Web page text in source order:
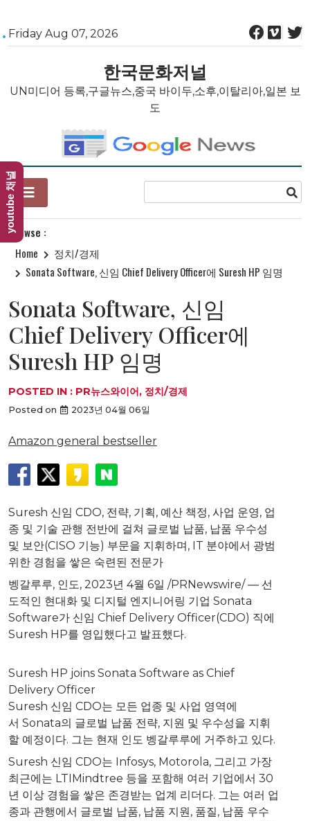
Skip
to
Friday Aug 07, 2026
한국문화저널
UN미디어 등록,구글뉴스,중국 바이두,소후,이탈리아,일본 보
도
Browse :
Home
정치/경제
Sonata Software, 신임 Chief Delivery Officer에 Suresh HP 임명
Sonata Software, 신임
Chief Delivery Officer에
Suresh HP 임명
POSTED IN : PR뉴스와이어, 정치/경제
Posted on 2023년 04월 06일
Amazon general bestseller
Suresh 신임 CDO, 전략, 기획, 예산 책정, 사업 운영, 업
종 및 기술 관행 전반에 걸쳐 글로벌 납품, 납품 우수성
및 보안(CISO 기능) 부문을 지휘하며, IT 분야에서 광범
위한 경험을 쌓은 숙련된 전문가
벵갈루루, 인도, 2023년 4월 6일 /PRNewswire/ — 선
도적인 현대화 및 디지털 엔지니어링 기업 Sonata
Software가 신임 Chief Delivery Officer(CDO) 직에
Suresh HP를 영입했다고 발표했다.
Suresh HP joins Sonata Software as Chief
Delivery Officer
Suresh 신임 CDO는 모든 업종 및 사업 영역에
서 Sonata의 글로벌 납품 전략, 지원 및 우수성을 지휘
할 예정이다. 그는 현재 인도 벵갈루루에 거주하고 있다.
Suresh 신임 CDO는 Infosys, Motorola, 그리고 가장
최근에는 LTIMindtree 등을 포함해 여러 기업에서 30
년 이상 경험을 쌓은 존경받는 업계 리더다. 그는 여러 업
종과 관행에서 글로벌 납품, 납품 지원, 품질, 납품 우수
youtube 채널